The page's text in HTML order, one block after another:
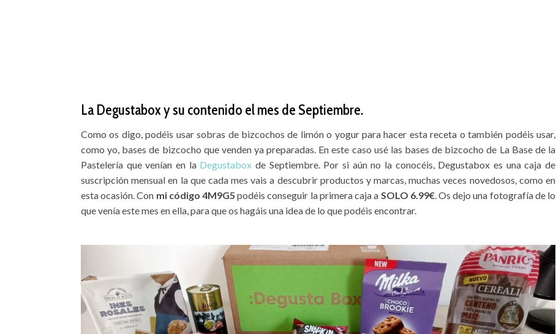
La Degustabox y su contenido el mes de Septiembre.
Como os digo, podéis usar sobras de bizcochos de limón o yogur para hacer esta receta o también podéis usar,
como yo, bases de bizcocho que venden ya preparadas. En este caso usé las bases de bizcocho de La Base de la
Pastelería que venían en laDegustabox de Septiembre. Por si aún no la conocéis, Degustabox es una caja de
suscripción mensual en la que cada mes vais a descubrir productos y marcas, muchas veces novedosos, como en
esta ocasión. Con mi código 4M9G5 podéis conseguir la primera caja a SOLO 6.99€. Os dejo una fotografía de lo
que venía este mes en ella, para que os hagáis una idea de lo que podéis encontrar.